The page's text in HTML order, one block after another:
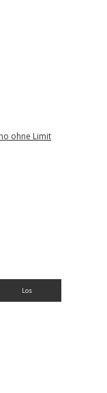
ohne Limit